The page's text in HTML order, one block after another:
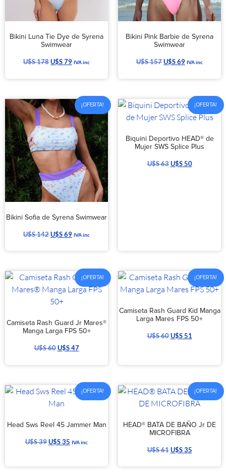
Bikini Luna Tie Dye de Syrena
Swimwear
U$S178U$S79 IVA inc
Bikini Pink Barbie de Syrena
Swimwear
U$S157U$S69 IVA inc
¡OFERTA!
Bikini Sofia de Syrena Swimwear
U$S142U$S69 IVA inc
¡OFERTA!
Biquini Deportivo HEAD® de
Mujer SWS Splice Plus
U$S63 U$S50
¡OFERTA!
Camiseta Rash Guard Jr Mares®
Manga Larga FPS 50+
U$S60 U$S47
¡OFERTA!
Camiseta Rash Guard Kid Manga
Larga Mares FPS 50+
U$S60 U$S51
¡OFERTA!
Head Sws Reel 45 Jammer Man
U$S39U$S35 IVA inc
¡OFERTA!
HEAD® BATA DE BAÑO Jr DE
MICROFIBRA
U$S61 U$S35